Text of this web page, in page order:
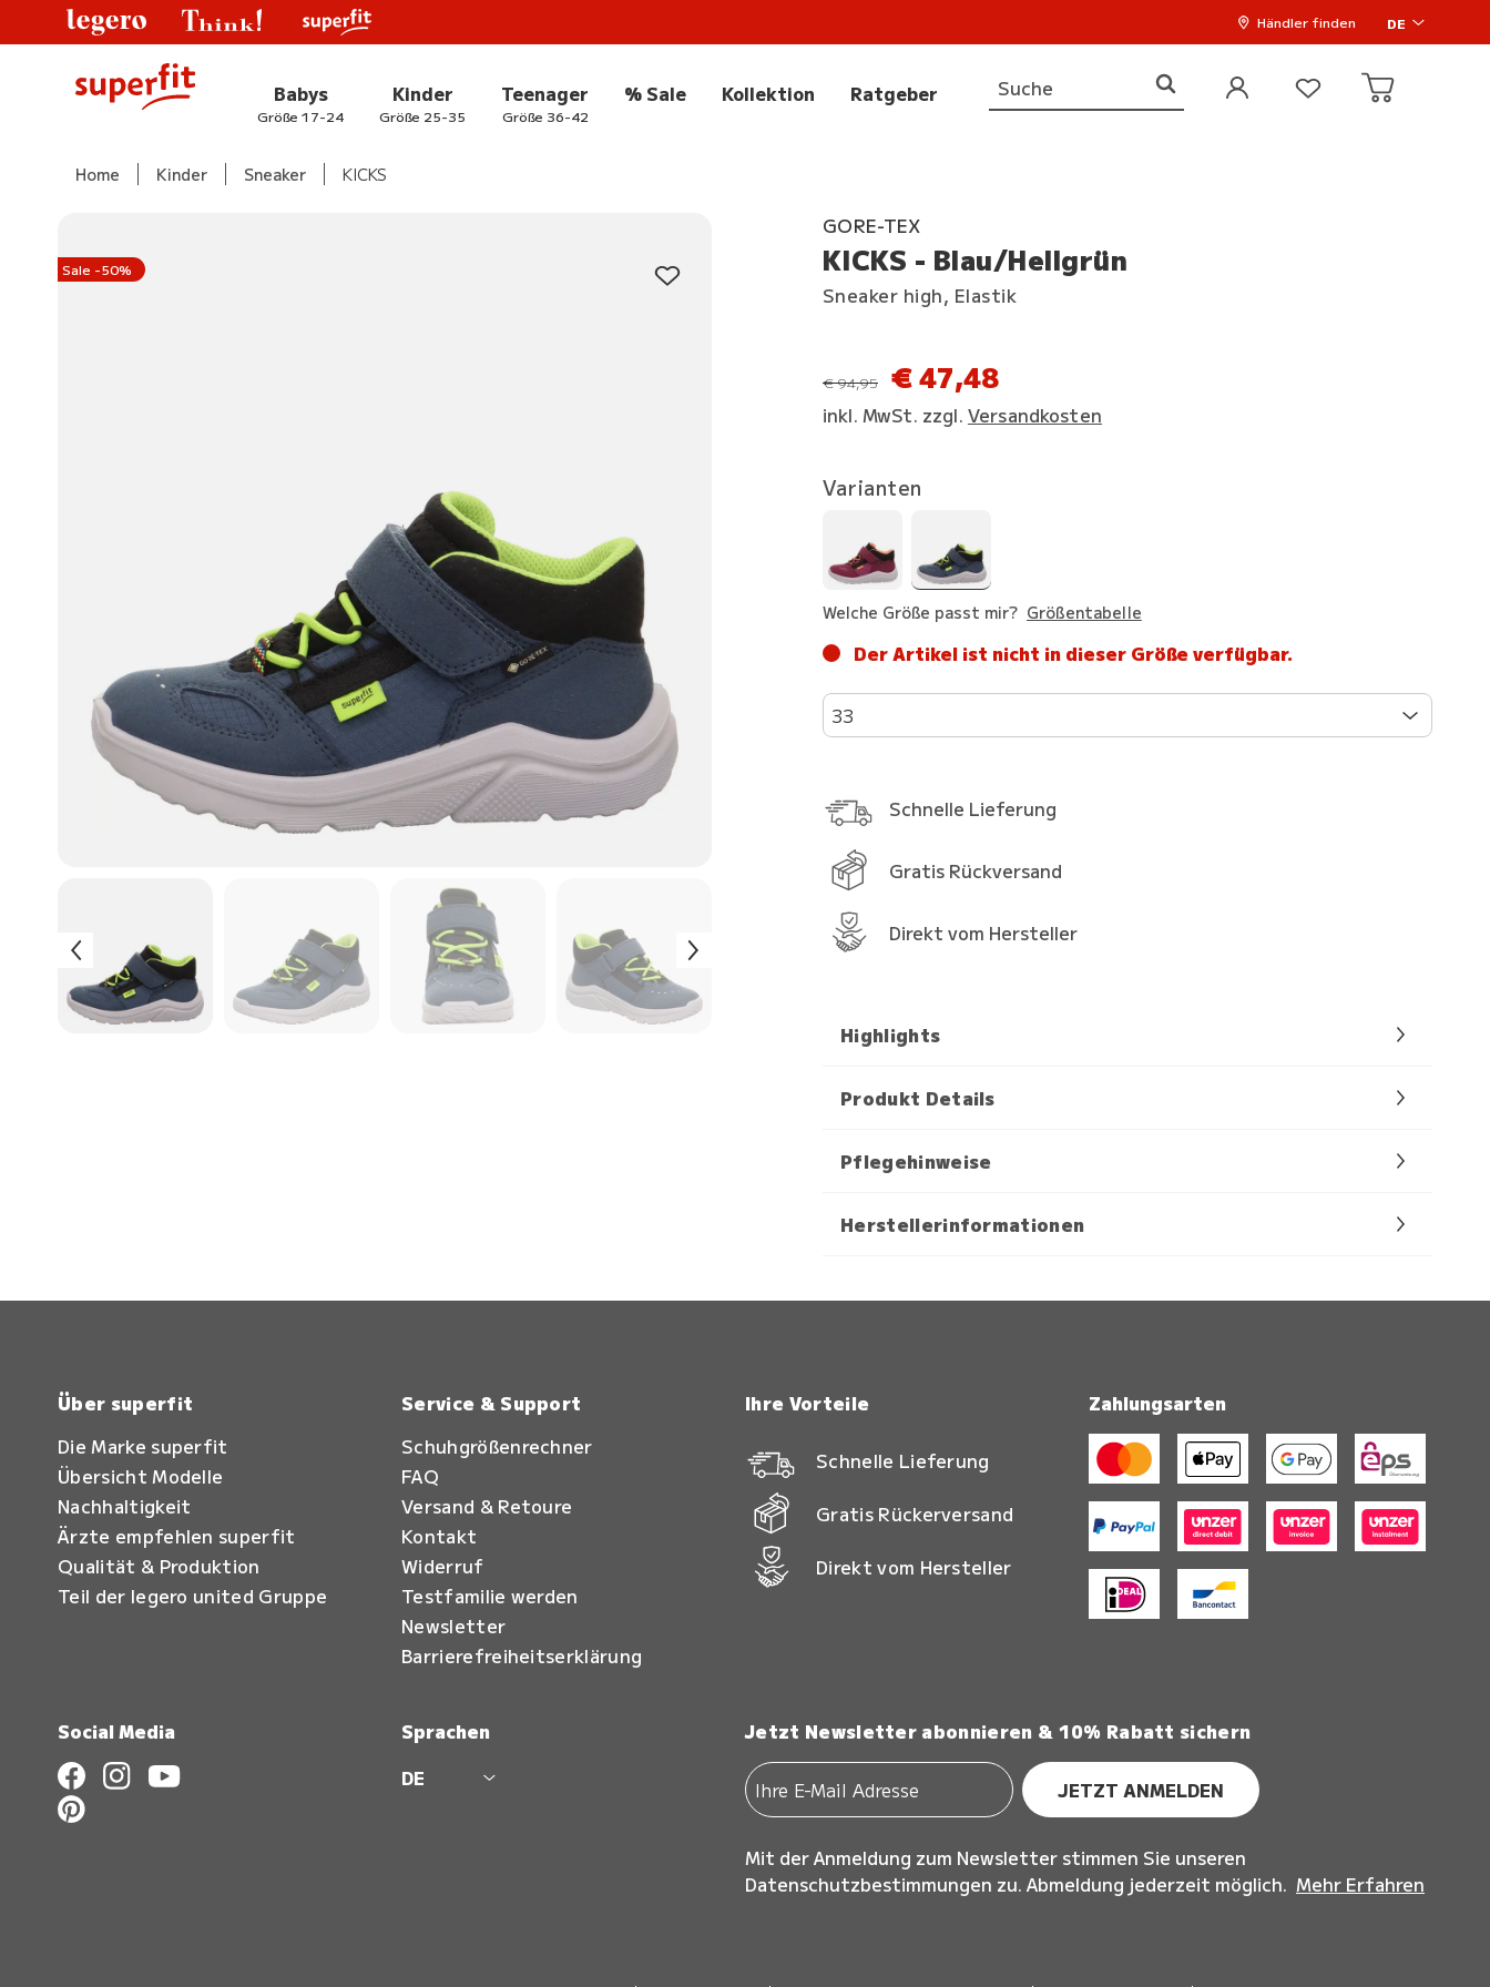
Händler finden DE
Babys
Größe 17-24
Kinder
Größe 25-35
Teenager
Größe 36-42
% Sale Kollektion Ratgeber
Home Kinder Sneaker KICKS
Sale -50%
GORE-TEX
KICKS - Blau/Hellgrün
Sneaker high, Elastik
statt
€ 94,95 € 47,48
inkl. MwSt. zzgl. Versandkosten
Varianten
Welche Größe passt mir? Größentabelle
Der Artikel ist nicht in dieser Größe verfügbar.
33
Schnelle Lieferung
Gratis Rückversand
Direkt vom Hersteller
Highlights
Produkt Details
Pflegehinweise
Herstellerinformationen
Über superfit
Die Marke superfit
Übersicht Modelle
Nachhaltigkeit
Ärzte empfehlen superfit
Qualität & Produktion
Teil der legero united Gruppe
Service & Support
Schuhgrößenrechner
FAQ
Versand & Retoure
Kontakt
Widerruf
Testfamilie werden
Newsletter
Barrierefreiheitserklärung
Ihre Vorteile
Schnelle Lieferung
Gratis Rückerversand
Direkt vom Hersteller
Zahlungsarten
Social Media
Sprachen
DE
Jetzt Newsletter abonnieren & 10% Rabatt sichern
JETZT ANMELDEN
Mit der Anmeldung zum Newsletter stimmen Sie unseren
Datenschutzbestimmungen zu. Abmeldung jederzeit möglich. Mehr Erfahren